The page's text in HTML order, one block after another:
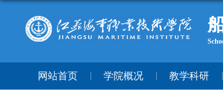
网站首页 学院概况 教学科研